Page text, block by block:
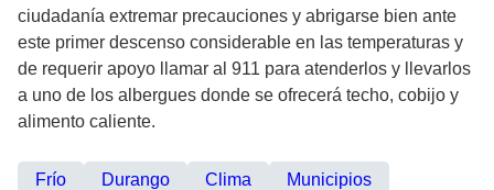
ciudadanía extremar precauciones y abrigarse bien ante
este primer descenso considerable en las temperaturas y
de requerir apoyo llamar al 911 para atenderlos y llevarlos
a uno de los albergues donde se ofrecerá techo, cobijo y
alimento caliente.
Frío Durango Clima Municipios